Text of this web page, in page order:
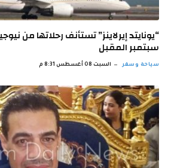
سبتمبر المقبل
سياحة وسفر السبت 08 أغسطس 8:31 م